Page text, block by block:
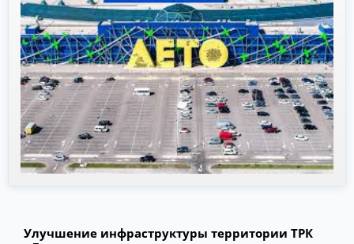
Улучшение инфраструктуры территории ТРК